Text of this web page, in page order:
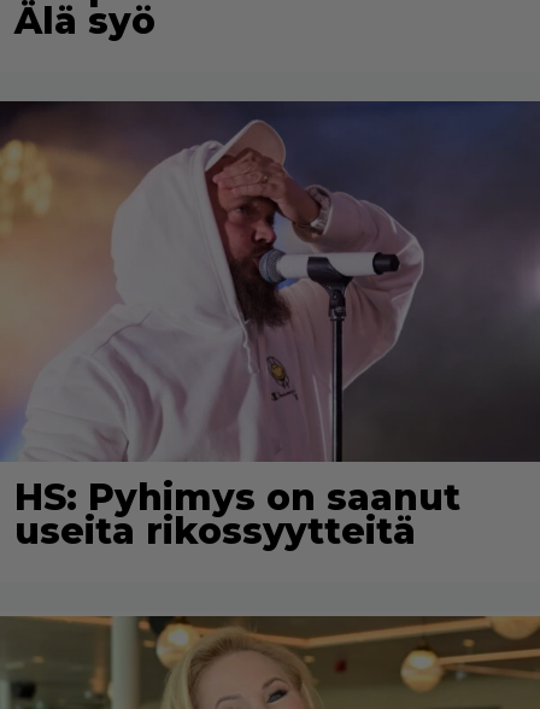
Älä syö
HS: Pyhimys on saanut
useita rikossyytteitä